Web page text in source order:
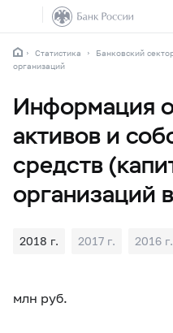
Статистика Банковский
организаций
Информация
активов и
средств
организаций
2018 г. 2017 г. 2016 г.
млн руб.